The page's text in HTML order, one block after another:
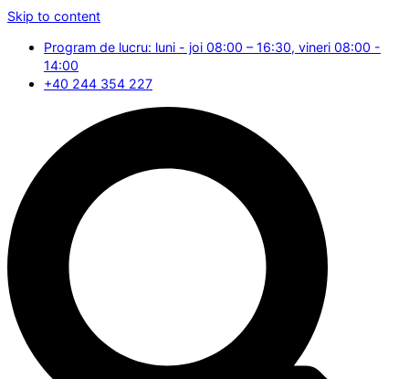
Skip to content
Program de lucru: luni - joi 08:00 – 16:30, vineri 08:00 -
14:00
+40 244 354 227